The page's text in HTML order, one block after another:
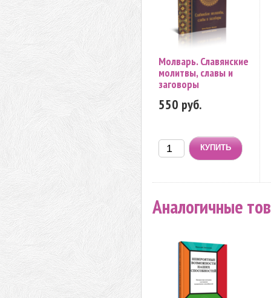
Молварь. Славянские
молитвы, славы и
заговоры
550 руб.
Аналогичные